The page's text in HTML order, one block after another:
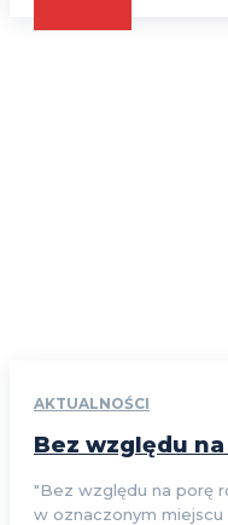
AKTUALNOŚCI
Bez względu
"Bez względu na porę
w oznaczonym miejscu